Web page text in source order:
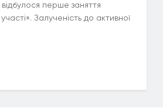
перше заняття
Залученість до активної